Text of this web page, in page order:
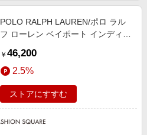
POLO RALPH LAUREN/ポロ ラル
フ ローレン ベイポート インディゴ
ー M
￥ 46,200
2.5%
ストアにすすむ